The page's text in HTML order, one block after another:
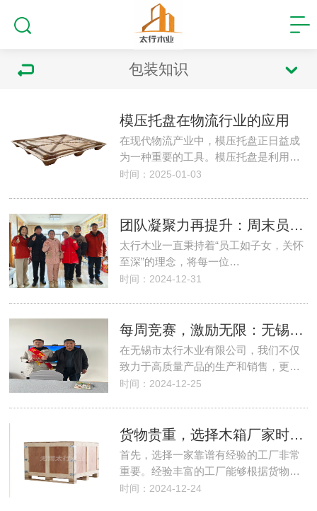
包装知识
模压托盘在物流行业的应用
在现代物流产业中，模压托盘正日益成
为一种重要的工具。模压托盘是利用…
时间：2025-01-03
团队凝聚力再提升：周末员工家庭日精彩回顾
太行木业一直秉持着“员工如子女，关怀
至深”的理念，将每一位…
时间：2024-12-31
每周竞赛，激励无限：无锡太行木业的周冠军评选活动
在无锡市太行木业有限公司，我们不仅
致力于高质量产品的生产和销售，更…
时间：2024-12-25
货物贵重，选择木箱厂家时需要注意什么问题？
首先，选择一家靠谱有经验的工厂非常
重要。经验丰富的工厂能够根据货物…
时间：2024-12-24